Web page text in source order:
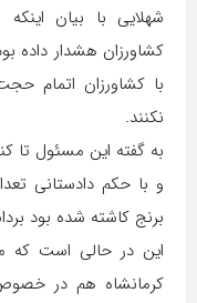
شهلایی با بیان
کشاورزان هشدار داده
با کشاورزان اتمام
نکنند.
به گفته این مسئول تا
و با حکم دادستانی
برنج کاشته شده بود
این در حالی است که
کرمانشاه هم در خصوص